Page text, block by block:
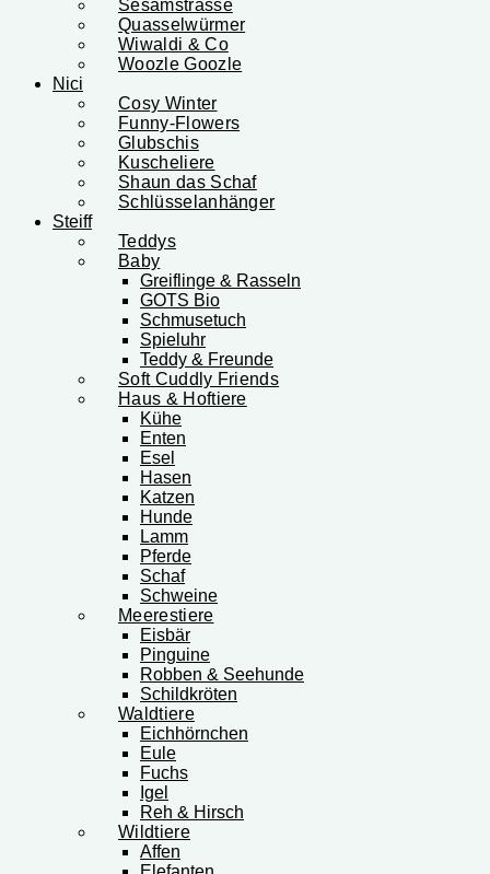
Sesamstrasse
Quasselwürmer
Wiwaldi & Co
Woozle Goozle
Nici
Cosy Winter
Funny-Flowers
Glubschis
Kuscheliere
Shaun das Schaf
Schlüsselanhänger
Steiff
Teddys
Baby
Greiflinge & Rasseln
GOTS Bio
Schmusetuch
Spieluhr
Teddy & Freunde
Soft Cuddly Friends
Haus & Hoftiere
Kühe
Enten
Esel
Hasen
Katzen
Hunde
Lamm
Pferde
Schaf
Schweine
Meerestiere
Eisbär
Pinguine
Robben & Seehunde
Schildkröten
Waldtiere
Eichhörnchen
Eule
Fuchs
Igel
Reh & Hirsch
Wildtiere
Affen